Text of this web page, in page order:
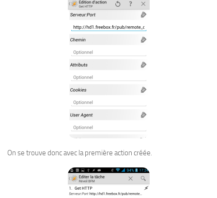
On se trouve donc avec la première action créée.